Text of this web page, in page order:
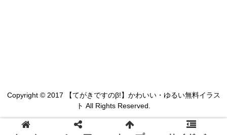
Copyright © 2017 【てがきですのβ!】かわいい・ゆるい無料イラス
ト All Rights Reserved.